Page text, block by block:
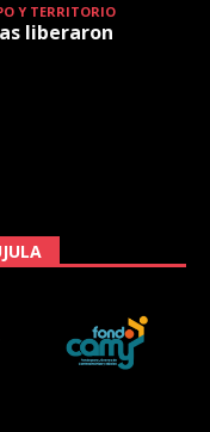
Y TERRITORIO
liberaron